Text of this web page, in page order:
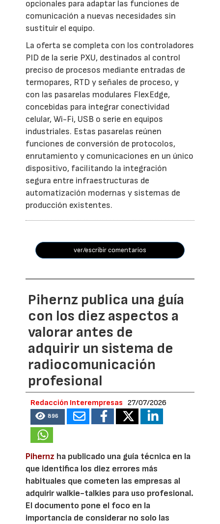
opcionales para adaptar las funciones de
comunicación a nuevas necesidades sin
sustituir el equipo.
La oferta se completa con los controladores
PID de la serie PXU, destinados al control
preciso de procesos mediante entradas de
termopares, RTD y señales de proceso, y
con las pasarelas modulares FlexEdge,
concebidas para integrar conectividad
celular, Wi-Fi, USB o serie en equipos
industriales. Estas pasarelas reúnen
funciones de conversión de protocolos,
enrutamiento y comunicaciones en un único
dispositivo, facilitando la integración
segura entre infraestructuras de
automatización modernas y sistemas de
producción existentes.
ver/escribir comentarios
Pihernz publica una guía
con los diez aspectos a
valorar antes de
adquirir un sistema de
radiocomunicación
profesional
Redacción Interempresas 27/07/2026
896
Pihernz ha publicado una guía técnica en la
que identifica los diez errores más
habituales que cometen las empresas al
adquirir walkie-talkies para uso profesional.
El documento pone el foco en la
importancia de considerar no solo las